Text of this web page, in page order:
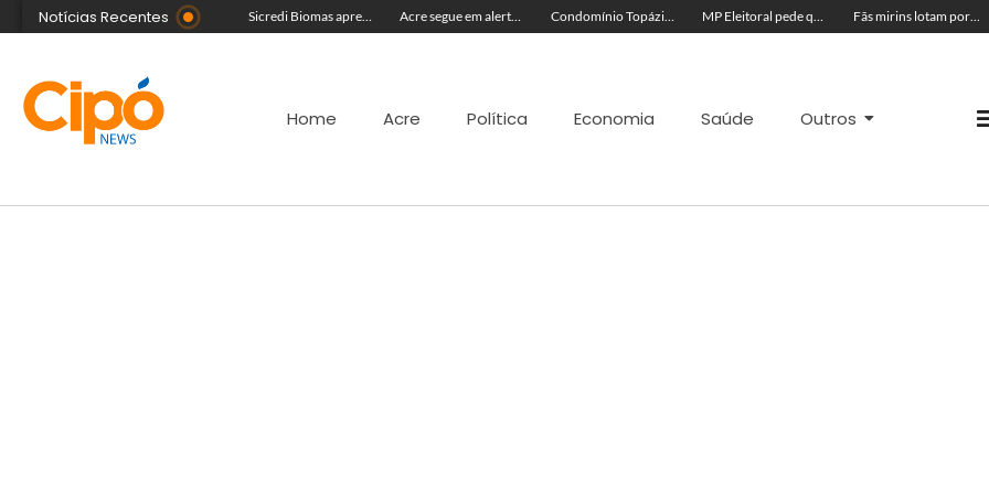
Notícias Recentes
Com equipe reforçada no Agosto Lilás, Delegacia da Mulher intensifica prisões e reduz acervo de inquéritos no Juruá Sicredi Biomas apresenta na Expoacre crédito do Plano Safra voltado às mulheres Acre segue em alerta para casos de síndrome respiratória aguda grave, aponta Fiocruz Condomínio Topázio é condenado a pagar R$ 4 mil a família de criança ferida em quadra esportiva MP Eleitoral pede que TRE-AC negue candidatura de Antônia Lúcia com base em condenações por peculato e improbidade Fãs mirins lotam porta de hotel à espera de Ana Castela para show na Expoacre
Home Acre Política Economia Saúde Outros